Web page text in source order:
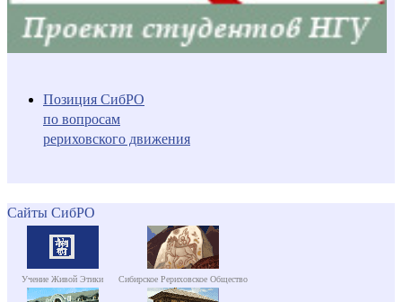
Позиция СибРО
по вопросам
рериховского движения
Сайты СибРО
Учение Живой Этики Сибирское Рериховское Общество